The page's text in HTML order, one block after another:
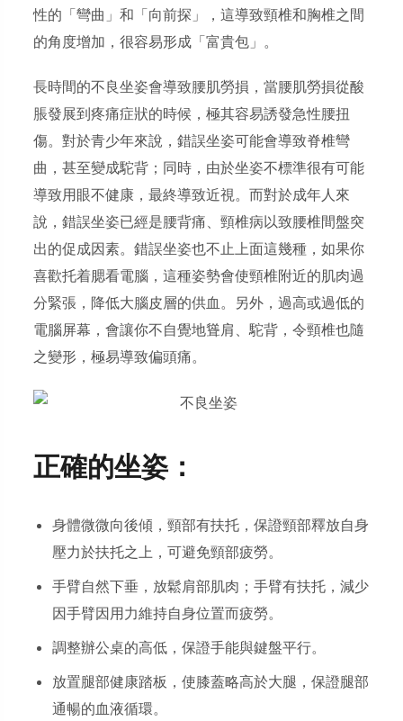
性的「彎曲」和「向前探」，這導致頸椎和胸椎之間
的角度增加，很容易形成「富貴包」。
長時間的不良坐姿會導致腰肌勞損，當腰肌勞損從酸
脹發展到疼痛症狀的時候，極其容易誘發急性腰扭
傷。對於青少年來說，錯誤坐姿可能會導致脊椎彎
曲，甚至變成駝背；同時，由於坐姿不標準很有可能
導致用眼不健康，最終導致近視。而對於成年人來
說，錯誤坐姿已經是腰背痛、頸椎病以致腰椎間盤突
出的促成因素。錯誤坐姿也不止上面這幾種，如果你
喜歡托着腮看電腦，這種姿勢會使頸椎附近的肌肉過
分緊張，降低大腦皮層的供血。另外，過高或過低的
電腦屏幕，會讓你不自覺地聳肩、駝背，令頸椎也隨
之變形，極易導致偏頭痛。
正確的坐姿：
身體微微向後傾，頸部有扶托，保證頸部釋放自身
壓力於扶托之上，可避免頸部疲勞。
手臂自然下垂，放鬆肩部肌肉；手臂有扶托，減少
因手臂因用力維持自身位置而疲勞。
調整辦公桌的高低，保證手能與鍵盤平行。
放置腿部健康踏板，使膝蓋略高於大腿，保證腿部
通暢的血液循環。